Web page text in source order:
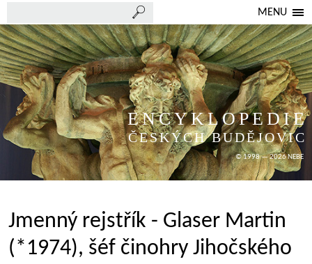
MENU
ENCYKLOPEDIE
ČESKÝCH BUDĚJOVIC
© 1998 — 2026 NEBE
Jmenný rejstřík - Glaser Martin
(*1974), šéf činohry Jihočského